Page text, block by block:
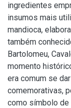
ingredientes
insumos mais
mandioca,
também
Bartolomeu,
momento
era comum se
comemorativas,
como símbolo de